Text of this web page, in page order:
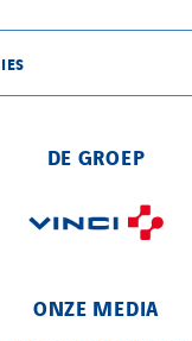
DE GROEP
ONZE MEDIA